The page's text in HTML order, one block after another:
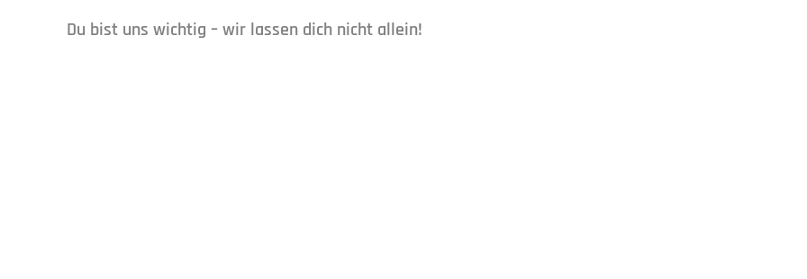
Du bist uns wichtig – wir lassen dich nicht allein!